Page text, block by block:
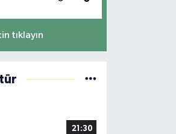
tıklayın
21:30